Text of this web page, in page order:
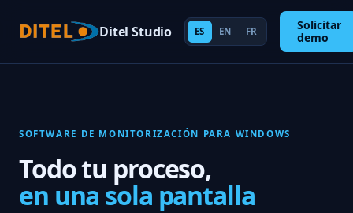
Ditel Studio ES EN FR
Solicitar
demo
SOFTWARE DE MONITORIZACIÓN PARA WINDOWS
Todo tu proceso,
en una sola pantalla